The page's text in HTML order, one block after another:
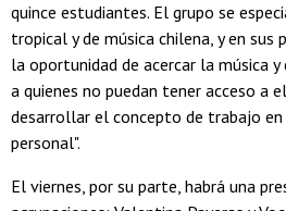
quince estudiantes. El grupo se
tropical y de música chilena, y en sus
la oportunidad de acercar la música
a quienes no puedan tener acceso a
desarrollar el concepto de trabajo
personal".
El viernes, por su parte, habrá una